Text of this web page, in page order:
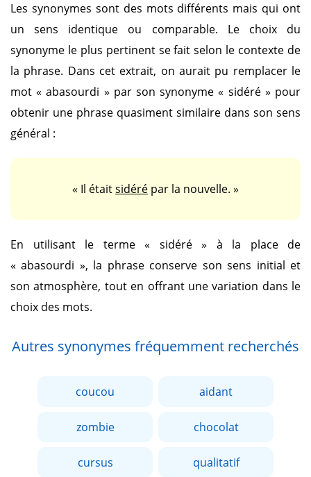
Les synonymes sont des mots différents mais qui ont
un sens identique ou comparable. Le choix du
synonyme le plus pertinent se fait selon le contexte de
la phrase. Dans cet extrait, on aurait pu remplacer le
mot« abasourdi » par son synonyme« sidéré » pour
obtenir une phrase quasiment similaire dans son sens
général :
« Il étaitsidéré par la nouvelle. »
En utilisant le terme « sidéré » à la place de
« abasourdi », la phrase conserve son sens initial et
son atmosphère, tout en offrant une variation dans le
choix des mots.
Autres synonymes fréquemment recherchés
coucou aidant
zombie chocolat
cursus qualitatif